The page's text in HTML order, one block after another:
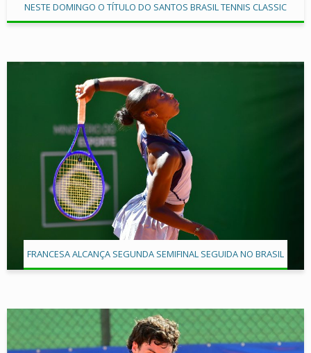
NESTE DOMINGO O TÍTULO DO SANTOS BRASIL TENNIS CLASSIC
FRANCESA ALCANÇA SEGUNDA SEMIFINAL SEGUIDA NO BRASIL